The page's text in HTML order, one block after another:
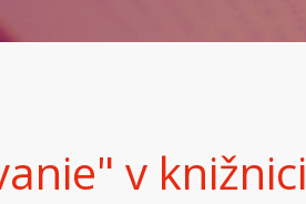
v knižnici